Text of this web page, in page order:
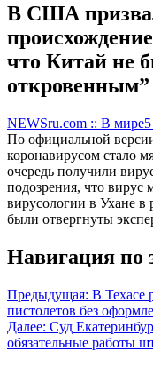
В США
что Китай не
откровенным”
NEWSru.com :: В мире
По официальной
коронавирусом стало
очередь получили
подозрения, что вирус
вирусологии в Ухане в
были отвергнуты
Навигация по
Предыдущая: В Техасе
пистолетов без
Далее: Суд
обязательные работы